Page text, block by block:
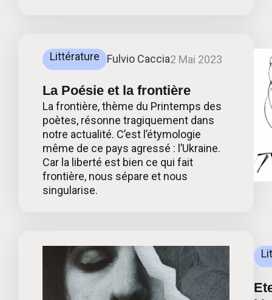
Littérature Fulvio Caccia2 Mai 2023
La Poésie et la frontière
La frontière, thème du Printemps des
poètes, résonne tragiquement dans
notre actualité. C’est l’étymologie
même de ce pays agressé : l’Ukraine.
Car la liberté est bien ce qui fait
frontière, nous sépare et nous
singularise.